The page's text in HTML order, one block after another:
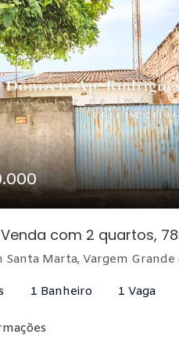
com 2 quartos,
Santa Marta, Vargem Grande
1 Banheiro 1 Vaga